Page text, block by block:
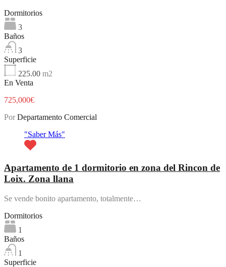
Dormitorios
3
Baños
3
Superficie
225.00 m2
En Venta
725,000€
Por Departamento Comercial
"Saber Más"
Apartamento de 1 dormitorio en zona del Rincon de
Loix. Zona llana
Se vende bonito apartamento, totalmente…
Dormitorios
1
Baños
1
Superficie